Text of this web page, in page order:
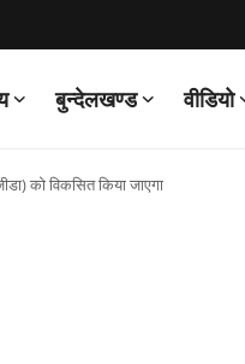
बुन्देलखण्ड वीडियो
को विकसित किया जाएगा